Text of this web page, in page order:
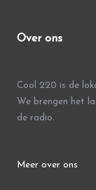
Over ons
Cool 220 is de
We brengen het
de radio.
Meer over ons